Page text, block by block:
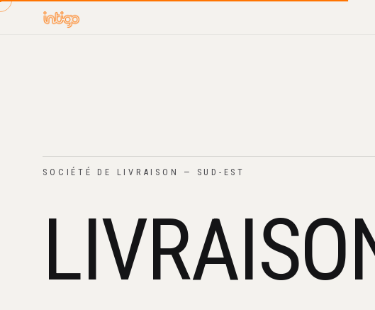
SOCIÉTÉ DE LIVRAISON — SUD-EST